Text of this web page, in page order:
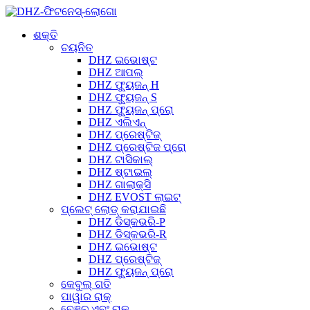
ଶକ୍ତି
ଚୟନିତ
DHZ ଇଭୋଷ୍ଟ
DHZ ଆପଲ୍
DHZ ଫ୍ୟୁଜନ୍ H
DHZ ଫ୍ୟୁଜନ୍ S
DHZ ଫ୍ୟୁଜନ୍ ପ୍ରୋ
DHZ ଏଲିଏନ୍
DHZ ପ୍ରେଷ୍ଟିଜ୍
DHZ ପ୍ରେଷ୍ଟିଜ ପ୍ରୋ
DHZ ଟାସିକାଲ୍
DHZ ଷ୍ଟାଇଲ୍
DHZ ଗାଲାକ୍ସି
DHZ EVOST ଲାଇଟ୍
ପ୍ଲେଟ୍ ଲୋଡ୍ କରାଯାଇଛି
DHZ ଡିସ୍କଭରି-P
DHZ ଡିସ୍କଭରି-R
DHZ ଇଭୋଷ୍ଟ
DHZ ପ୍ରେଷ୍ଟିଜ୍
DHZ ଫ୍ୟୁଜନ୍ ପ୍ରୋ
କେବୁଲ୍ ଗତି
ପାୱାର ରାକ୍